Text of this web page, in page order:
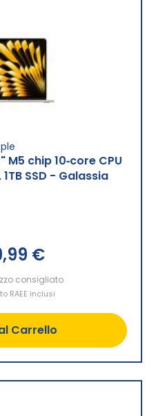
M5 chip 10‑core CPU
1TB SSD - Galassia
€
consigliato
RAEE inclusi
Carrello